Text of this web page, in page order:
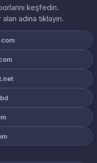
keşfedin.
adına tıklayın.